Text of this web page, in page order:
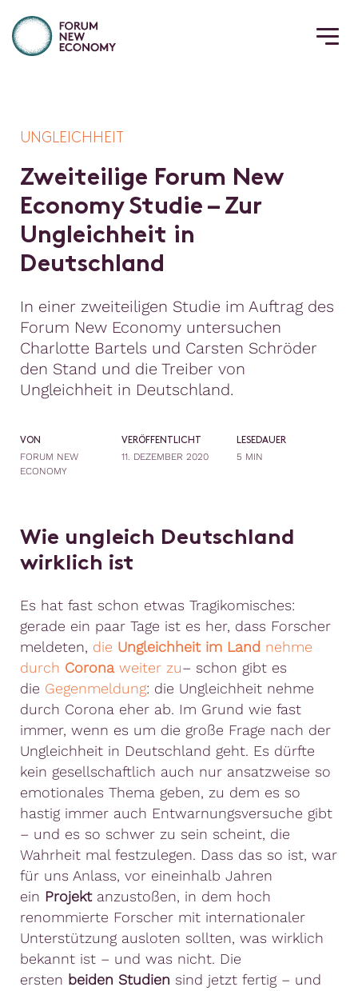
UNGLEICHHEIT
Zweiteilige Forum New
Economy Studie – Zur
Ungleichheit in
Deutschland
In einer zweiteiligen Studie im Auftrag des
Forum New Economy untersuchen
Charlotte Bartels und Carsten Schröder
den Stand und die Treiber von
Ungleichheit in Deutschland.
VON
FORUM NEW
ECONOMY
VERÖFFENTLICHT
11. DEZEMBER 2020
LESEDAUER
5 MIN
Wie ungleich Deutschland
wirklich ist
Es hat fast schon etwas Tragikomisches:
gerade ein paar Tage ist es her, dass Forscher
meldeten, die Ungleichheit im Land nehme
durch Coronaweiter zu– schon gibt es
die Gegenmeldung: die Ungleichheit nehme
durch Corona eher ab. Im Grund wie fast
immer, wenn es um die große Frage nach der
Ungleichheit in Deutschland geht. Es dürfte
kein gesellschaftlich auch nur ansatzweise so
emotionales Thema geben, zu dem es so
hastig immer auch Entwarnungsversuche gibt
– und es so schwer zu sein scheint, die
Wahrheit mal festzulegen. Dass das so ist, war
für uns Anlass, vor eineinhalb Jahren
ein Projektanzustoßen, in dem hoch
renommierte Forscher mit internationaler
Unterstützung ausloten sollten, was wirklich
bekannt ist – und was nicht. Die
ersten beiden Studien sind jetzt fertig – und